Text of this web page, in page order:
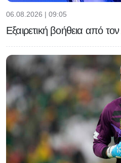
06.08.2026 | 09:05
Εξαιρετική βοήθεια από